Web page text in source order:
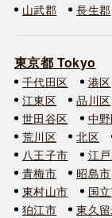
山武郡
長生郡
東京都 Tokyo
千代田区 港区
江東区
品川区
世田谷区
中
荒川区
北区
八王子市
江
青梅市
昭島市
東村山市
国
狛江市
東久